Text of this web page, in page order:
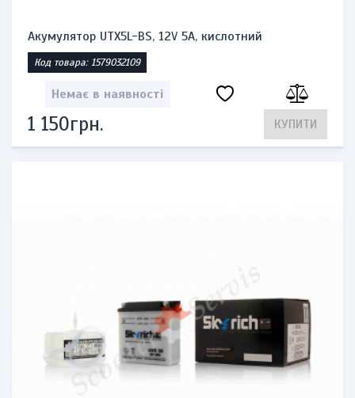
Акумулятор UTX5L-BS, 12V 5A, кислотний
Код товара: 1579032109
Немає в наявності
1 150грн. КУПИТИ